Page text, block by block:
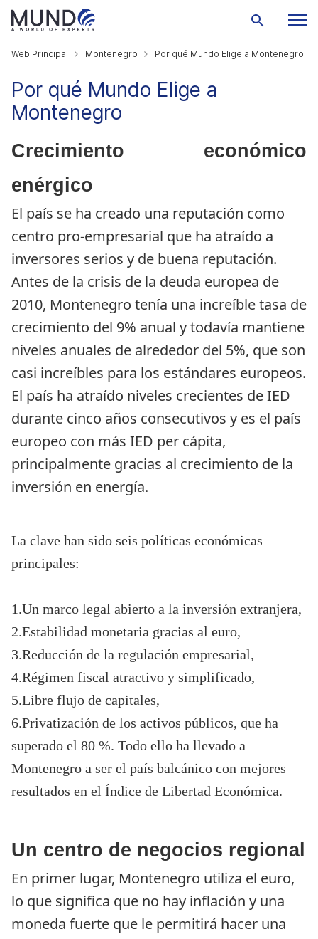
Web Principal Montenegro Por qué Mundo Elige a Montenegro
Por qué Mundo Elige a
Montenegro
Crecimiento económico
enérgico
El país se ha creado una reputación como
centro pro-empresarial que ha atraído a
inversores serios y de buena reputación.
Antes de la crisis de la deuda europea de
2010, Montenegro tenía una increíble tasa de
crecimiento del 9% anual y todavía mantiene
niveles anuales de alrededor del 5%, que son
casi increíbles para los estándares europeos.
El país ha atraído niveles crecientes de IED
durante cinco años consecutivos y es el país
europeo con más IED per cápita,
principalmente gracias al crecimiento de la
inversión en energía.
La clave han sido seis políticas económicas
principales:
1.Un marco legal abierto a la inversión extranjera,
2.Estabilidad monetaria gracias al euro,
3.Reducción de la regulación empresarial,
4.Régimen fiscal atractivo y simplificado,
5.Libre flujo de capitales,
6.Privatización de los activos públicos, que ha
superado el 80 %. Todo ello ha llevado a
Montenegro a ser el país balcánico con mejores
resultados en el Índice de Libertad Económica.
Un centro de negocios regional
En primer lugar, Montenegro utiliza el euro,
lo que significa que no hay inflación y una
moneda fuerte que le permitirá hacer una